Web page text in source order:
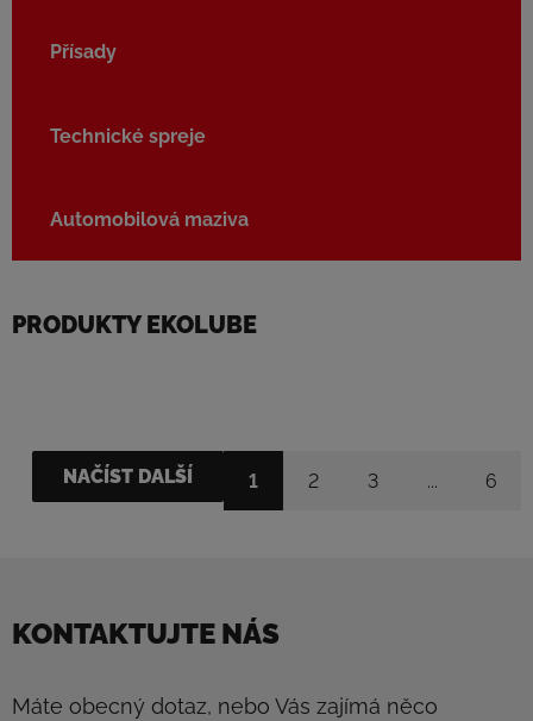
Přísady
Technické spreje
Automobilová maziva
PRODUKTY EKOLUBE
NAČÍST DALŠÍ 1 2 3 ... 6
KONTAKTUJTE NÁS
Máte obecný dotaz, nebo Vás zajímá něco